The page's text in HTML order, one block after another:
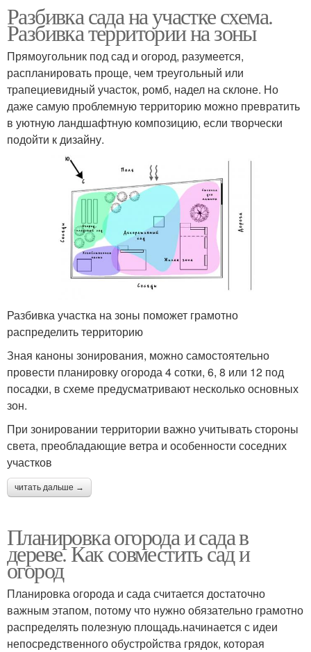
Разбивка сада на участке схема.
Разбивка территории на зоны
Прямоугольник под сад и огород, разумеется,
распланировать проще, чем треугольный или
трапециевидный участок, ромб, надел на склоне. Но
даже самую проблемную территорию можно превратить
в уютную ландшафтную композицию, если творчески
подойти к дизайну.
Разбивка участка на зоны поможет грамотно
распределить территорию
Зная каноны зонирования, можно самостоятельно
провести планировку огорода 4 сотки, 6, 8 или 12 под
посадки, в схеме предусматривают несколько основных
зон.
При зонировании территории важно учитывать стороны
света, преобладающие ветра и особенности соседних
участков
читать дальше →
Планировка огорода и сада в
дереве. Как совместить сад и
огород
Планировка огорода и сада считается достаточно
важным этапом, потому что нужно обязательно грамотно
распределять полезную площадь.начинается с идеи
непосредственного обустройства грядок, которая